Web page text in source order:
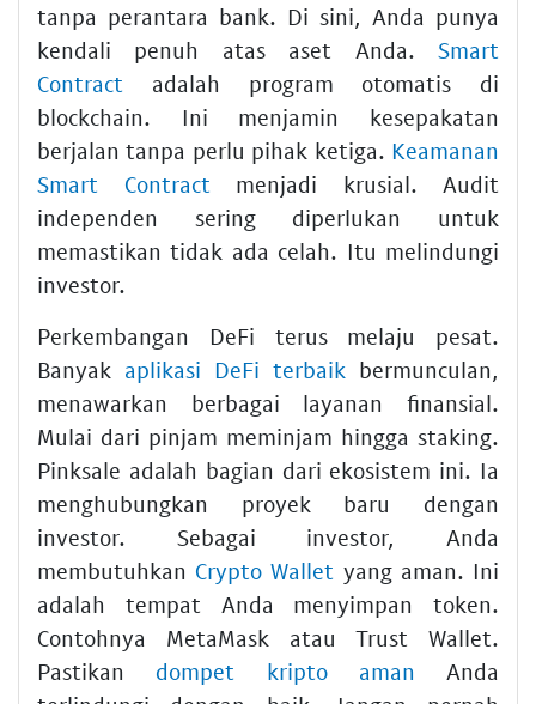
tanpa perantara bank. Di sini, Anda punya
kendali penuh atas aset Anda. Smart
Contract adalah program otomatis di
blockchain. Ini menjamin kesepakatan
berjalan tanpa perlu pihak ketiga. Keamanan
Smart Contract menjadi krusial. Audit
independen sering diperlukan untuk
memastikan tidak ada celah. Itu melindungi
investor.
Perkembangan DeFi terus melaju pesat.
Banyak aplikasi DeFi terbaik bermunculan,
menawarkan berbagai layanan finansial.
Mulai dari pinjam meminjam hingga staking.
Pinksale adalah bagian dari ekosistem ini. Ia
menghubungkan proyek baru dengan
investor. Sebagai investor, Anda
membutuhkan Crypto Wallet yang aman. Ini
adalah tempat Anda menyimpan token.
Contohnya MetaMask atau Trust Wallet.
Pastikan dompet kripto aman Anda